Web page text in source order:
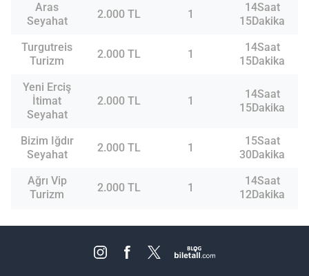
Aras
Seyahat
2.000 TL 1
14Saat
15Dakika
Turgutreis
Turizm
2.000 TL 1
14Saat
15Dakika
Yeni Erciş
İtimat
Seyahat
2.000 TL 1
14Saat
15Dakika
Bizim Iğdır
Seyahat
2.000 TL 1
15Saat
30Dakika
Ağrı Vip
Turizm
2.000 TL 1
14Saat
12Dakika